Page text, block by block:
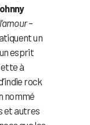
–
un
esprit
à
rock
nommé
et autres